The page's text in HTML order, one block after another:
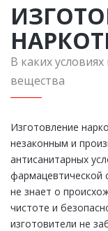
В каких
вещества
Изготовление
незаконным и
антисанитарных
фармацевтической
не знает о
чистоте и
изготовители не